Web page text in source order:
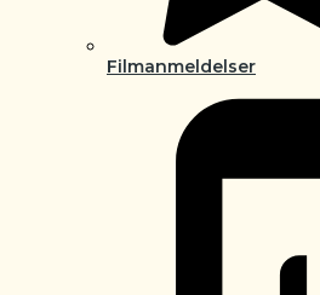
Filmanmeldelser